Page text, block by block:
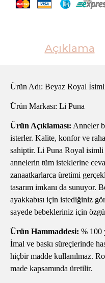
Açıklama
Ürün Adı: Beyaz Royal
Ürün Markası: Li Puna
Ürün Açıklaması: Anneler
isterler. Kalite, konfor ve
sahiptir. Li Puna Royal isimli
annelerin tüm isteklerine
zanaatkarlarca üretimi
tasarım imkanı da sunuyor.
ayakkabısı için istediğiniz
sayede bebekleriniz için
Ürün Hammaddesi: % 100
İmal ve baskı süreçlerinde
hiçbir madde kullanılmaz.
made kapsamında üretilir.